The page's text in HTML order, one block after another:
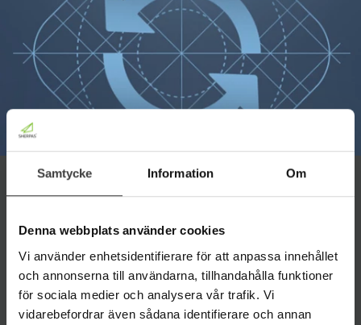
Samtycke Information Om
Denna webbplats använder cookies
Vi använder enhetsidentifierare för att anpassa innehållet
och annonserna till användarna, tillhandahålla funktioner
för sociala medier och analysera vår trafik. Vi
vidarebefordrar även sådana identifierare och annan
Integration mot OpenText eDOCS
Synkroniserar dokument, metadata,
rättigheter och status mellan
Teams/SharePoint Online & OpenText
eDOCS